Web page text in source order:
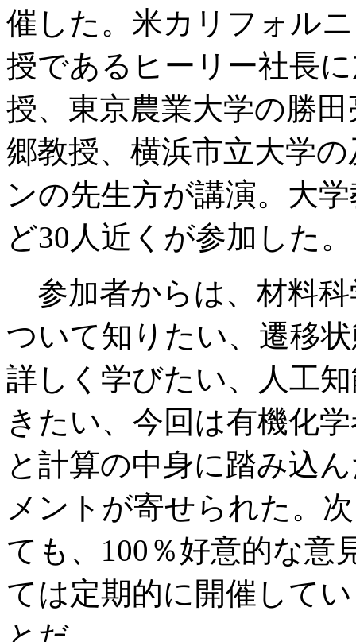
催した。米カリフォル
授であるヒーリー社長
授、東京農業大学の勝
郷教授、横浜市立大学
ンの先生方が講演。大
ど30人近くが参加した。
参加者からは、材料科
ついて知りたい、遷移
詳しく学びたい、人工
きたい、今回は有機化
と計算の中身に踏み込
メントが寄せられた。
ても、100％好意的な意
ては定期的に開催して